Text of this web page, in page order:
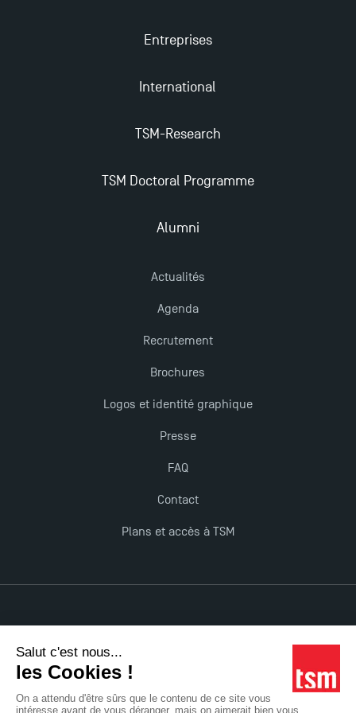
Les Masters de TSM récompensés au classement
Les meilleurs mémoires du M2 Comptabilité
TSM obtient la prestigieuse accréditation EQUIS en
Derniers jours pour candidater aux formations
professionnelles en alternance à TSM !
Management pour 2025 : des opportunités encore
Entreprises
International
TSM-Research
TSM Doctoral Programme
Alumni
Actualités
Agenda
Recrutement
Brochures
Logos et identité graphique
Presse
FAQ
Contact
Plans et accès à TSM
Accessibilité : non conforme